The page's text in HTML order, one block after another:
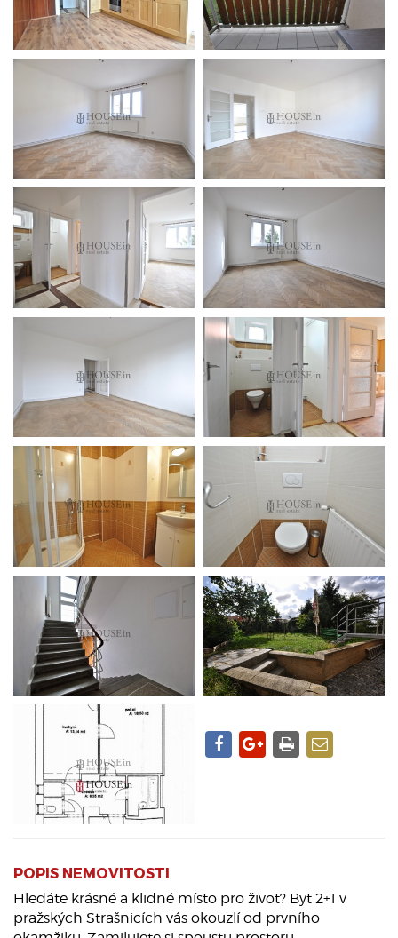
POPIS NEMOVITOSTI
Hledáte krásné a klidné místo pro život? Byt 2+1 v
pražských Strašnicích vás okouzlí od prvního